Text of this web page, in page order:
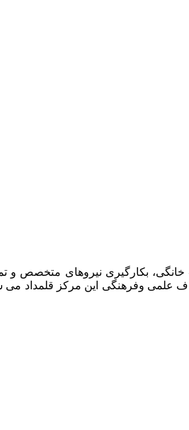
بخش درمانی حیوانات خانگی، بکارگیری
علمی وفرهنگی این مرکز قلمداد